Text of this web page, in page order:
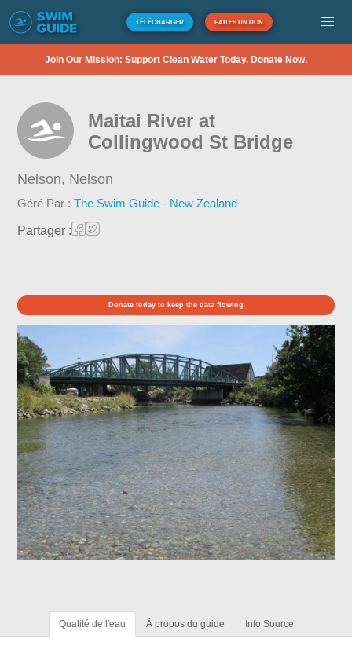
TÉLÉCHARGER FAITES UN DON
Join Our Mission: Support Clean Water Today. Donate Now.
Maitai River at
Collingwood St Bridge
Nelson, Nelson
Géré Par :The Swim Guide - New Zealand
Partager :
Donate today to keep the data flowing
Qualité de l'eau À propos du guide Info Source